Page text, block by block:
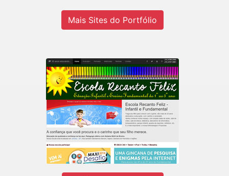
Mais Sites do Portfólio
Recanto Escola
Escola de educação infantil do 1º ao
5º ano em Jandira-SP.
Ver site